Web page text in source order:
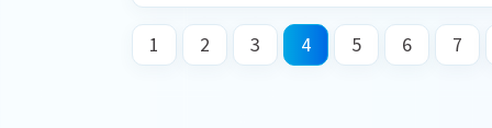
1 2 3 4 5 6 7